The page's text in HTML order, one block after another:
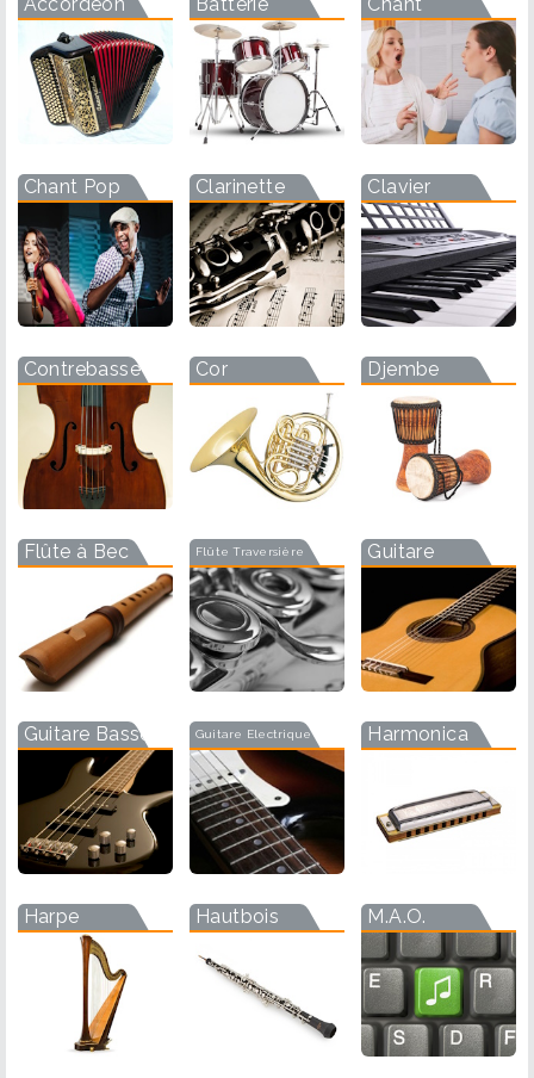
Chant Pop Clarinette Clavier
Contrebasse Cor Djembe
Flûte à Bec Flûte Traversière Guitare
Guitare Basse Guitare Electrique Harmonica
Harpe Hautbois M.A.O.